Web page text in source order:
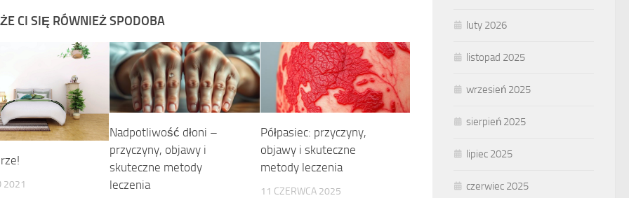
CI SIĘ RÓWNIEŻ SPODOBA
2021
Nadpotliwość dłoni –
przyczyny, objawy i
skuteczne metody
leczenia
Półpasiec: przyczyny,
objawy i skuteczne
metody leczenia
11 CZERWCA 2025
luty 2026
listopad 2025
wrzesień 2025
sierpień 2025
lipiec 2025
czerwiec 2025